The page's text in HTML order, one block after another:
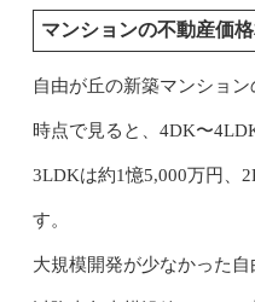
マンションの不動産価
自由が丘の新築マンショ
時点で見ると、4DK〜
3LDKは約1憶5,000万円、
す。
大規模開発が少なかった